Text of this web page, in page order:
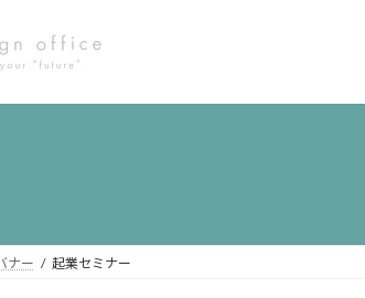
ナー 起業セミナー